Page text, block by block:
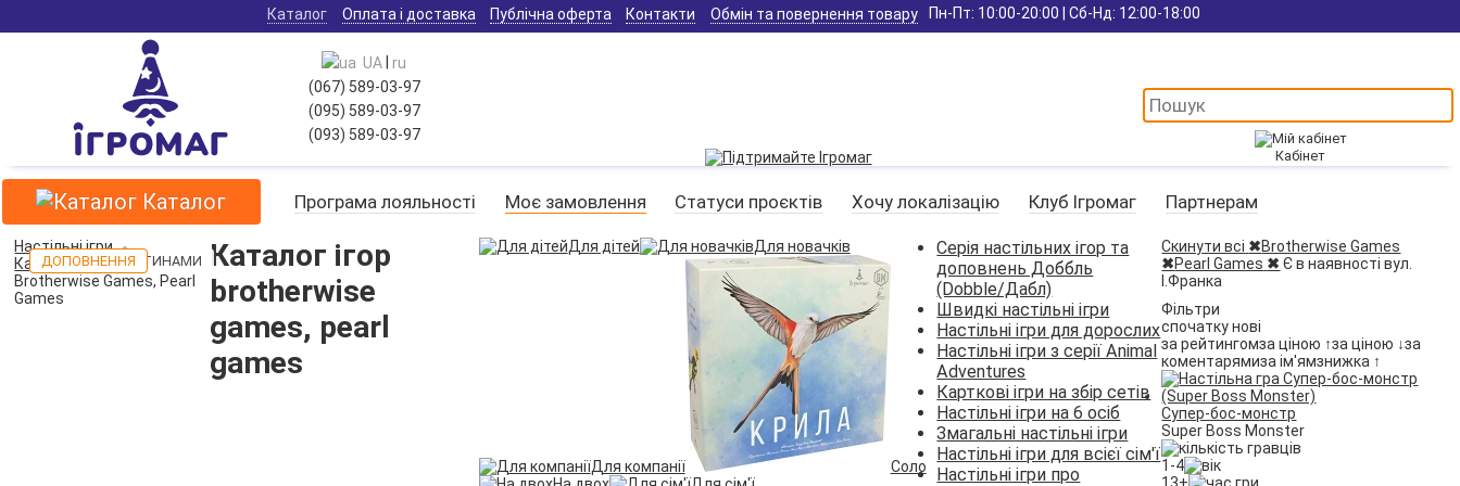
Каталог Оплата і доставка Публічна оферта Контакти Обмін та повернення товару Пн-Пт: 10:00-20:00 | Сб-Нд: 12:00-18:00
UA
ru
(067) 589-03-97
(095) 589-03-97
(093) 589-03-97
Кабінет
Каталог Програма лояльності Моє замовлення Статуси проєктів Хочу локалізацію Клуб Ігромаг Партнерам
Настільні ігри
Каталог ігор
Brotherwise Games, Pearl
Games
Каталог ігор
brotherwise
games, pearl
games
Для дітей Для новачків
Для компанії
Соло
Серія настільних ігор та
доповнень Доббль
(Dobble/Дабл)
Швидкі настільні ігри
Настільні ігри для дорослих
Настільні ігри з серії Animal
Adventures
Карткові ігри на збір сетів
Настільні ігри на 6 осіб
Змагальні настільні ігри
Настільні ігри для всієї сім'ї
Настільні ігри про
Скинути всі ✖Brotherwise Games
✖Pearl Games ✖ Є в наявності вул.
І.Франка
Фільтри
спочатку нові
за рейтингомза ціною ↑за ціною ↓за
коментарямиза ім'ямзнижка ↑
Супер-бос-монстр
Super Boss Monster
1-4
13+
ДОПОВНЕННЯ
ДОПОВНЕННЯ